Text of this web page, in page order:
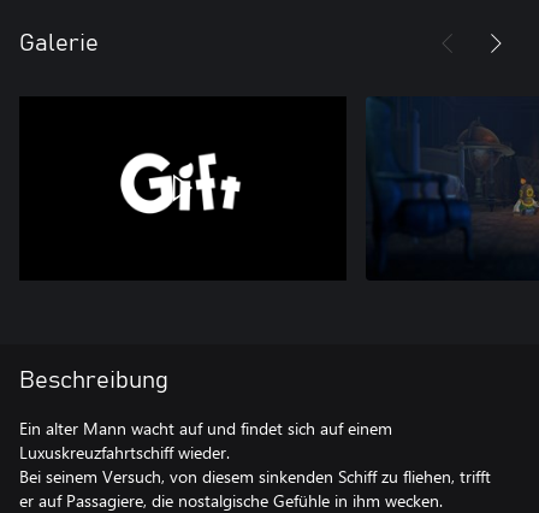
Galerie
Beschreibung
Ein alter Mann wacht auf und findet sich auf einem
Luxuskreuzfahrtschiff wieder.
Bei seinem Versuch, von diesem sinkenden Schiff zu fliehen, trifft
er auf Passagiere, die nostalgische Gefühle in ihm wecken.